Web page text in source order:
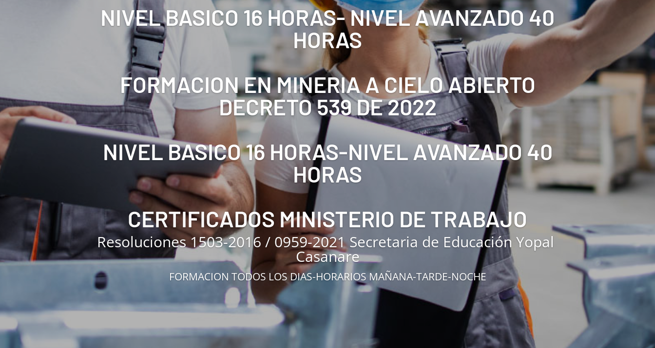
NIVEL BASICO 16 HORAS- NIVEL AVANZADO 40
HORAS
FORMACION EN MINERIA A CIELO ABIERTO
DECRETO 539 DE 2022
NIVEL BASICO 16 HORAS-NIVEL AVANZADO 40
HORAS
CERTIFICADOS MINISTERIO DE TRABAJO
Resoluciones 1503-2016 / 0959-2021 Secretaria de Educación Yopal
Casanare
FORMACION TODOS LOS DIAS-HORARIOS MAÑANA-TARDE-NOCHE